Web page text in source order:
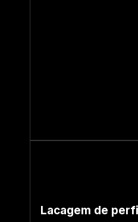
Lacagem de